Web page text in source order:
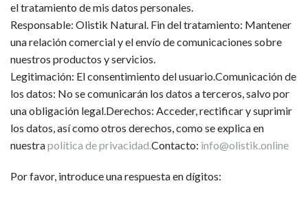
el tratamiento de mis datos personales.
Responsable: Olistik Natural. Fin del tratamiento: Mantener
una relación comercial y el envío de comunicaciones sobre
nuestros productos y servicios.
Legitimación: El consentimiento del usuario.Comunicación de
los datos: No se comunicarán los datos a terceros, salvo por
una obligación legal.Derechos: Acceder, rectificar y suprimir
los datos, así como otros derechos, como se explica en
nuestrapolítica de privacidad.Contacto: info@olistik.online
Por favor, introduce una respuesta en dígitos: